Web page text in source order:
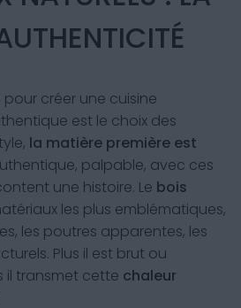
créer une cuisine
est le choix des
la matière première est
palpable, avec ces
une histoire. Le bois
les plus emblématiques,
les poutres apparentes, les
Plus il est brut ou
il transmet cette chaleur